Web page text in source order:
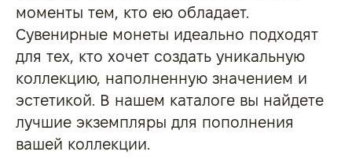
моменты тем, кто ею обладает.
Сувенирные монеты идеально подходят
для тех, кто хочет создать уникальную
коллекцию, наполненную значением и
эстетикой. В нашем каталоге вы найдете
лучшие экземпляры для пополнения
вашей коллекции.